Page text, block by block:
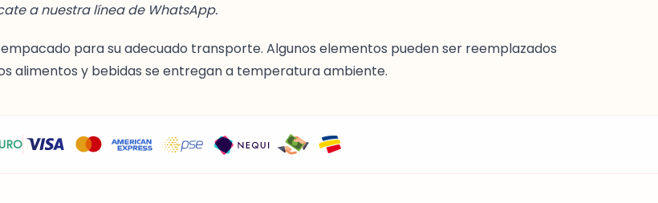
a nuestra línea de WhatsApp.
para su adecuado transporte. Algunos elementos pueden ser reemplazados
alimentos y bebidas se entregan a temperatura ambiente.